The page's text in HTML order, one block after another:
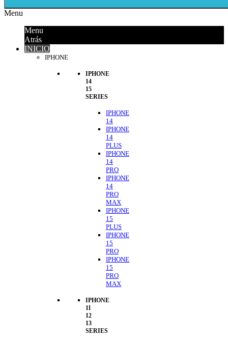
Menu
Menu
Atrás
INICIO
IPHONE
IPHONE
14
15
SERIES
IPHONE
14
IPHONE
14
PLUS
IPHONE
14
PRO
IPHONE
14
PRO
MAX
IPHONE
15
PLUS
IPHONE
15
PRO
IPHONE
15
PRO
MAX
IPHONE
11
12
13
SERIES